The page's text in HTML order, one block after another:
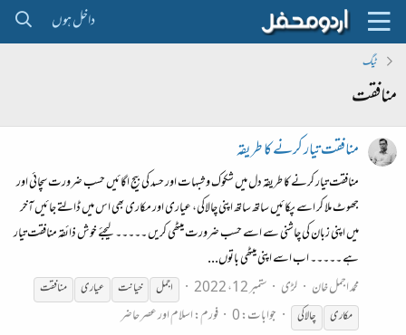
داخل ہوں
ٹیگ
منافقت
منافقت تیار کرنے کا طریقہ
منافقت تیار کرنے کا طریقہ دل میں شکوک و شبہات اور حسد کی بیج اگائیں حسب ضرورت سچائی اور
جھوٹ ملا کر اسے پکائیں ساتھ ساتھ اپنی چالاکی، عیاری اور مکاری بھی اس میں ڈالتے جائیں آخر
میں اپنی زبان کی چاشنی سے اسے حسب ضرورت میٹھی کریں ۔۔۔۔۔ لیجئے خوش ذائقہ منافقت تیار
ہے ۔۔۔۔۔ اب اسے اپنی میٹھی باتوں...
محمد اجمل خان
لڑی ستمبر 12، 2022 اجمل خیانت عیاری
منافقت
مکاری
چالاکی جوابات: 0 فورم:اسلام اور عصر حاضر